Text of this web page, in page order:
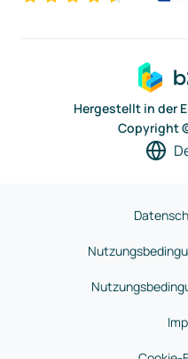
Hergestellt in der
Copyright